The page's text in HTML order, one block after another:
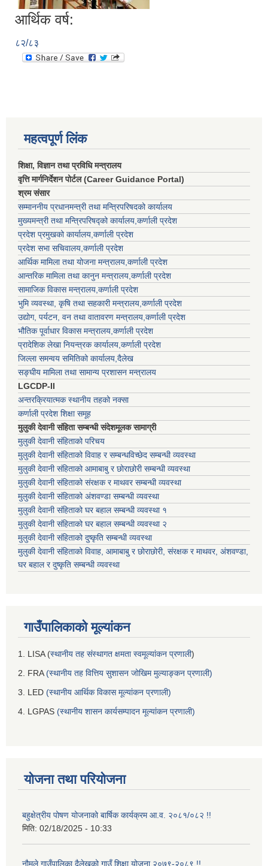
आर्थिक वर्ष:
८२/८३
महत्वपूर्ण लिंक
शिक्षा, विज्ञान तथा प्रविधि मन्त्रालय
वृत्ति मार्गनिर्देशन पोर्टल (Career Guidance Portal)
श्रम संसार
सम्माननीय प्रधानमन्त्री तथा मन्त्रिपरिषद‌को कार्यालय
मुख्यमन्त्री तथा मन्त्रिपरिषद्को कार्यालय,कर्णाली प्रदेश
प्रदेश प्रमुखको कार्यालय,कर्णाली प्रदेश
प्रदेश सभा सचिवालय,कर्णाली प्रदेश
आर्थिक मामिला तथा योजना मन्त्रालय,कर्णाली प्रदेश
आन्तरिक मामिला तथा कानुन मन्त्रालय,कर्णाली प्रदेश
सामाजिक विकास मन्त्रालय,कर्णाली प्रदेश
भुमि व्यवस्था, कृषि तथा सहकारी मन्त्रालय,कर्णाली प्रदेश
उद्योग, पर्यटन, वन तथा वातावरण मन्त्रालय,कर्णाली प्रदेश
भौतिक पूर्वाधार विकास मन्त्रालय,कर्णाली प्रदेश
प्रादेशिक लेखा नियन्त्रक कार्यालय,कर्णाली प्रदेश
जिल्ला समन्वय समितिको कार्यालय,दैलेख
सङ्घीय मामिला तथा सामान्य प्रशासन मन्त्रालय
LGCDP-II
अन्तरक्रियात्मक स्थानीय तहको नक्सा
कर्णाली प्रदेश शिक्षा समूह
मुलुकी देवानी संहिता सम्बन्धी संदेशमूलक सामाग्री
मुलुकी देवानी संहिताको परिचय
मुलुकी देवानी संहिताको विवाह र सम्बन्धविच्छेद सम्बन्धी व्यवस्था
मुलुकी देवानी संहिताको आमाबाबु र छोराछोरी सम्बन्धी व्यवस्था
मुलुकी देवानी संहिताको संरक्षक र माथवर सम्बन्धी व्यवस्था
मुलुकी देवानी संहिताको अंशवण्डा सम्बन्धी व्यवस्था
मुलुकी देवानी संहिताको घर बहाल सम्बन्धी व्यवस्था १
मुलुकी देवानी संहिताको घर बहाल सम्बन्धी व्यवस्था २
मुलुकी देवानी संहिताको दुष्कृति सम्बन्धी व्यवस्था
मुलुकी देवानी संहिताको विवाह, आमाबाबु र छोराछोरी, संरक्षक र माथवर, अंशवण्डा,
घर बहाल र दुष्कृति सम्बन्धी व्यवस्था
गाउँपालिकाको मूल्यांकन
1. LISA (स्थानीय तह संस्थागत क्षमता स्वमूल्यांकन प्रणाली)
2. FRA(स्थानीय तह वित्तिय सुशासन जोखिम मुल्याङ्कन प्रणाली)
3. LED (स्थानीय आर्थिक विकास मूल्यांकन प्रणाली)
4. LGPAS (स्थानीय शासन कार्यसम्पादन मूल्यांकन प्रणाली)
योजना तथा परियोजना
बहुक्षेत्रीय पोषण योजनाको बार्षिक कार्यक्रम आ.व. २०८१/०८२ !!
मिति: 02/18/2025 - 10:33
नौमूले गाउँपालिका दैलेखको गाउँ शिक्षा योजना २०७९-२०८९ !!